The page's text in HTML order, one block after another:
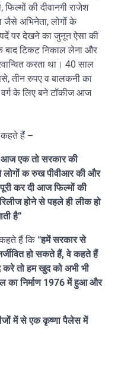
की दीवानगी राजेश
जैसे अभिनेता, लोगों के
पर देखने का जुनून ऐसा की
बाद टिकट निकाल लेना और
करता था। 40 साल
तीन रुपए व बालकनी का
के लिए बने टॉकीज आज
कहते हैं –
आज एक तो सरकार की
लोगों क रुख पीवीआर की और
कर दी आज फिल्मों की
होने से पहले ही लीक हो
है”
हैं कि “हमें सरकार से
हो सकते हैं, वे कहते हैं
तो हम खुद को अभी भी
का निर्माण 1976 में हुआ और
में से एक कृष्णा पैलेस में